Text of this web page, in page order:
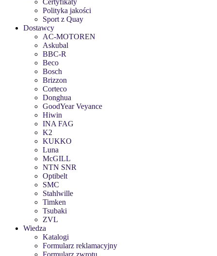
Certyfikaty
Polityka jakości
Sport z Quay
Dostawcy
AC-MOTOREN
Askubal
BBC-R
Beco
Bosch
Brizzon
Corteco
Donghua
GoodYear Veyance
Hiwin
INA FAG
K2
KUKKO
Luna
McGILL
NTN SNR
Optibelt
SMC
Stahlwille
Timken
Tsubaki
ZVL
Wiedza
Katalogi
Formularz reklamacyjny
Formularz zwrotu